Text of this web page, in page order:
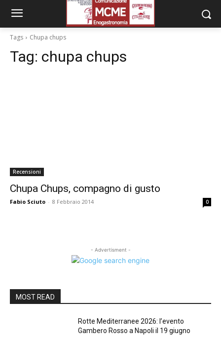
Tags Chupa chups
Tag: chupa chups
Recensioni
Chupa Chups, compagno di gusto
Fabio Sciuto - 8 Febbraio 2014 0
- Advertisment -
MOST READ
Rotte Mediterranee 2026: l’evento
Gambero Rosso a Napoli il 19 giugno